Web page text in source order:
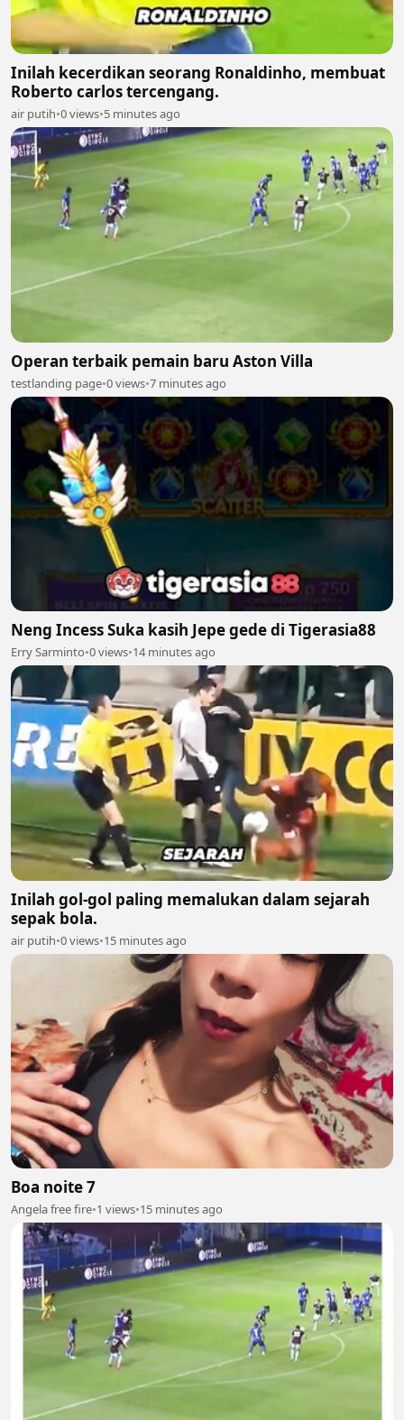
Inilah kecerdikan seorang Ronaldinho, membuat
Roberto carlos tercengang.
air putih•0 views•5 minutes ago
Operan terbaik pemain baru Aston Villa
testlanding page•0 views•7 minutes ago
Neng Incess Suka kasih Jepe gede di Tigerasia88
Erry Sarminto•0 views•14 minutes ago
Inilah gol-gol paling memalukan dalam sejarah
sepak bola.
air putih•0 views•15 minutes ago
Boa noite 7
Angela free fire•1 views•15 minutes ago